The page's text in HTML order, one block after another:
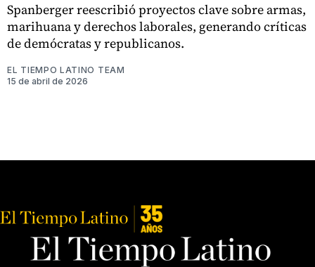
Spanberger reescribió proyectos clave sobre armas,
marihuana y derechos laborales, generando críticas
de demócratas y republicanos.
EL TIEMPO LATINO TEAM
15 de abril de 2026